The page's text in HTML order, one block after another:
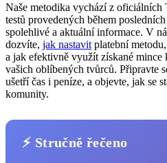
Naše metodika vychází z
testů provedených během
spolehlivé a aktuální informace. V
dozvíte, jak nastavit platební
a jak efektivně využít získané
vašich oblíbených tvůrců. Připravte
ušetří čas i peníze, a objevte, jak se
komunity.
⚡ Stručně řečeno